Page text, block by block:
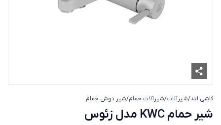
کاشی لند/شیرآلات/شیرآلات حمام/شیر دوش حمام
شیر حمام KWC مدل زئوس